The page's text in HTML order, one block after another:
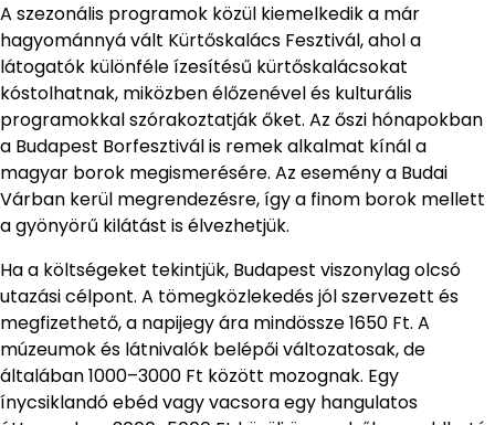
A szezonális programok közül kiemelkedik a már
hagyománnyá vált Kürtőskalács Fesztivál, ahol a
látogatók különféle ízesítésű kürtőskalácsokat
kóstolhatnak, miközben élőzenével és kulturális
programokkal szórakoztatják őket. Az őszi hónapokban
a Budapest Borfesztivál is remek alkalmat kínál a
magyar borok megismerésére. Az esemény a Budai
Várban kerül megrendezésre, így a finom borok mellett
a gyönyörű kilátást is élvezhetjük.
Ha a költségeket tekintjük, Budapest viszonylag olcsó
utazási célpont. A tömegközlekedés jól szervezett és
megfizethető, a napijegy ára mindössze 1650 Ft. A
múzeumok és látnivalók belépői változatosak, de
általában 1000–3000 Ft között mozognak. Egy
ínycsiklandó ebéd vagy vacsora egy hangulatos